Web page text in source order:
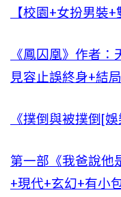
【校園+女扮男裝
《鳳囚凰》作者
見容止誤終身+結局
《撲倒與被撲倒[
第一部《我爸說他
+現代+玄幻+有小包